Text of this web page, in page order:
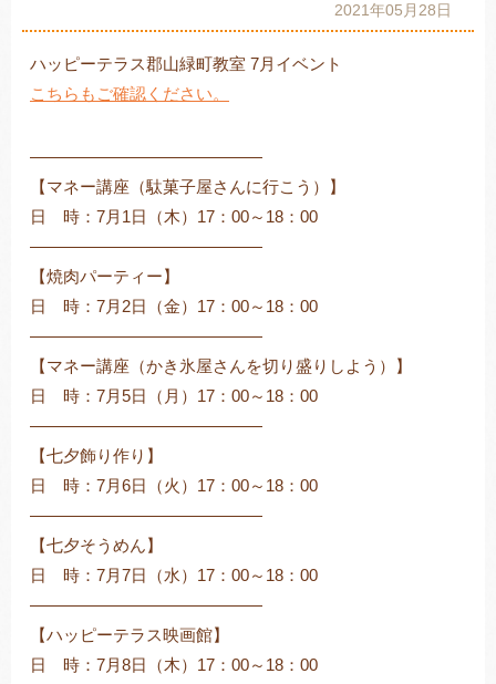
トレキング
2021年05月28日
ハッピーテラス郡山緑町教室 7月イベント
こちらもご確認ください。
――――――――――――――
【マネー講座（駄菓子屋さんに行こう）】
日 時：7月1日（木）17：00～18：00
――――――――――――――
【焼肉パーティー】
日 時：7月2日（金）17：00～18：00
――――――――――――――
【マネー講座（かき氷屋さんを切り盛りしよう）】
日 時：7月5日（月）17：00～18：00
――――――――――――――
【七夕飾り作り】
日 時：7月6日（火）17：00～18：00
――――――――――――――
【七夕そうめん】
日 時：7月7日（水）17：00～18：00
――――――――――――――
【ハッピーテラス映画館】
日 時：7月8日（木）17：00～18：00